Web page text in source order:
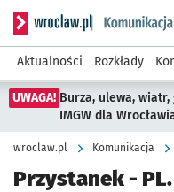
Serwis informacyjny
Aktualności Rozkłady
UWAGA! Burza, ulewa,
IMGW dla
wroclaw.pl Komunikacja
Przystanek -